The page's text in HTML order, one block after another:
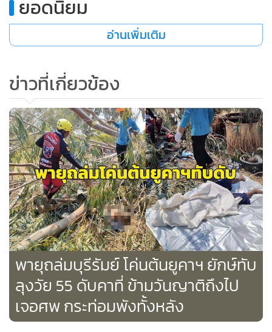
พายุถล่มบุรีรัมย์ โค่นต้นยูคาฯ ยักษ์ทับ
ลุงวัย 55 ดับคาที่ ข้ามวันญาติถึงไป
เจอศพ กระท่อมพังทั้งหลัง
(คลิป) ยับเยิน! พายุถล่มลำพูนหนัก